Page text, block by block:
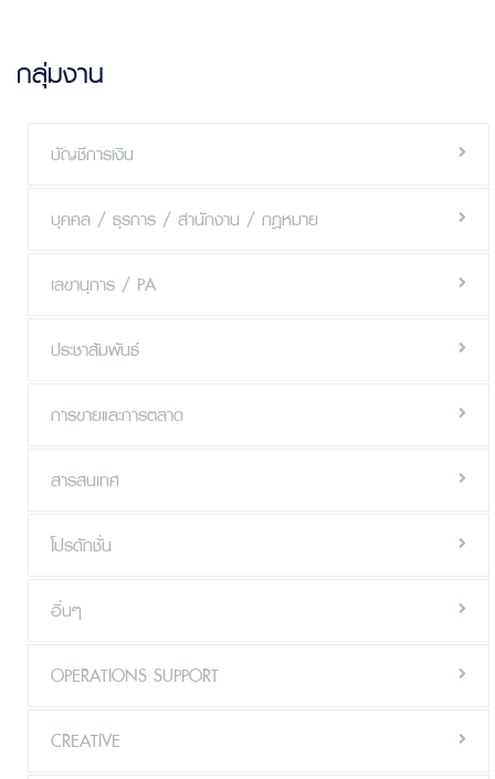
กลุ่มงาน
บัญชีการเงิน
บุคคล / ธุรการ / สำนักงาน / กฎหมาย
เลขานุการ / PA
ประชาสัมพันธ์
การขายและการตลาด
สารสนเทศ
โปรดักชั่น
อื่นๆ
OPERATIONS SUPPORT
CREATIVE